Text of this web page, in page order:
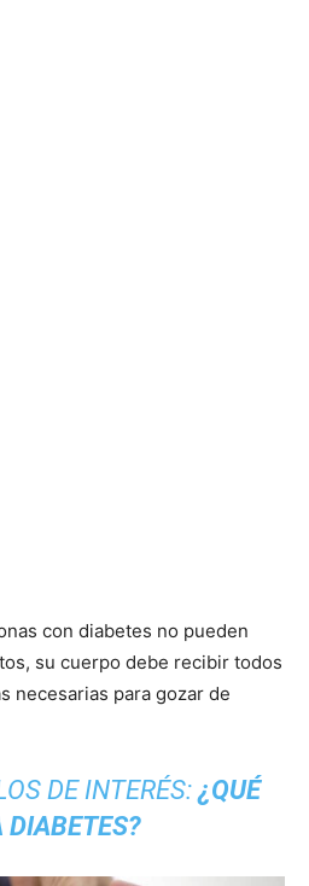
con diabetes no pueden
su cuerpo debe recibir todos
necesarias para gozar de
DE INTERÉS: ¿QUÉ
DIABETES?